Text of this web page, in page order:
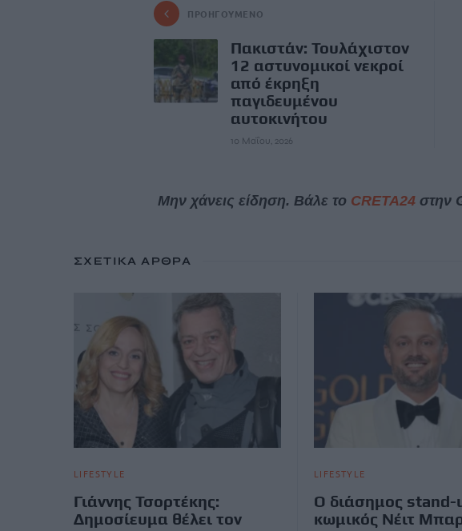
ΠΡΟΗΓΟΎΜΕΝΟ
Πακιστάν: Τουλάχιστον
12 αστυνομικοί νεκροί
από έκρηξη
παγιδευμένου
αυτοκινήτου
10 Μαΐου, 2026
Μην χάνεις είδηση. Βάλε το CRETA24στην
ΣΧΕΤΙΚΆ ΆΡΘΡΑ
LIFESTYLE
Γιάννης Τσορτέκης:
Δημοσίευμα θέλει τον
LIFESTYLE
Ο διάσημος stand-
κωμικός Νέιτ